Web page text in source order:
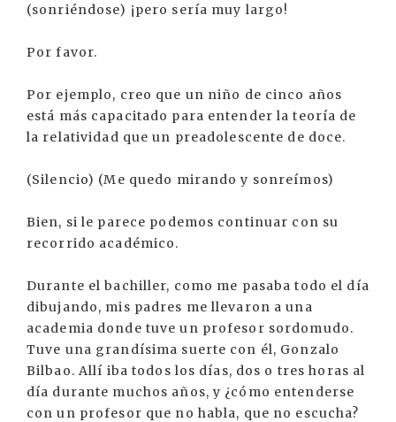
(sonriéndose) ¡pero sería muy largo!
Por favor.
Por ejemplo, creo que un niño de cinco años
está más capacitado para entender la teoría de
la relatividad que un preadolescente de doce.
(Silencio) (Me quedo mirando y sonreímos)
Bien, si le parece podemos continuar con su
recorrido académico.
Durante el bachiller, como me pasaba todo el día
dibujando, mis padres me llevaron a una
academia donde tuve un profesor sordomudo.
Tuve una grandísima suerte con él, Gonzalo
Bilbao. Allí iba todos los días, dos o tres horas al
día durante muchos años, y ¿cómo entenderse
con un profesor que no habla, que no escucha?